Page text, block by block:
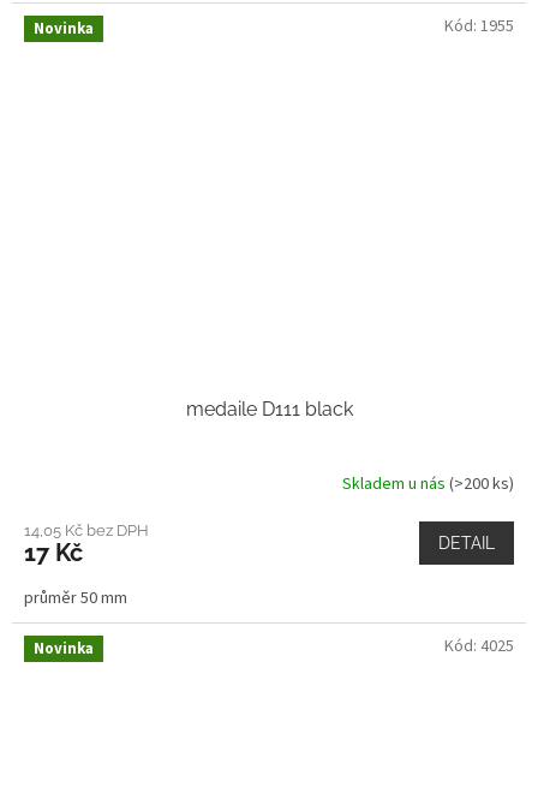
Novinka
medaile D111 black
Skladem u nás (>200 ks)
14,05 Kč bez DPH
17 Kč DETAIL
průměr 50 mm
Kód: 1955
Novinka Kód: 4025